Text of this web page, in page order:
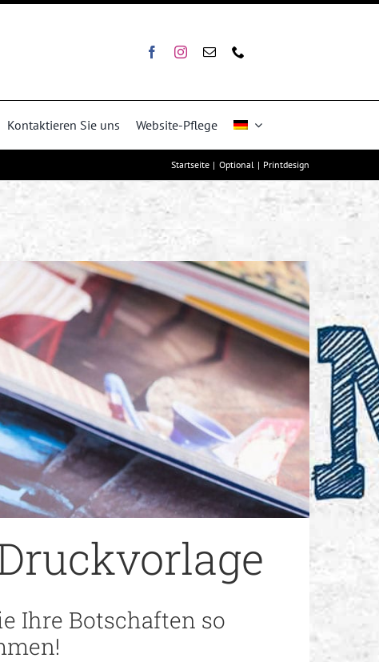
Kontaktieren Sie uns Website-Pflege
Startseite Optional Printdesign
Ihre Botschaften so